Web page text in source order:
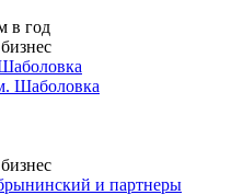
в год
и партнеры